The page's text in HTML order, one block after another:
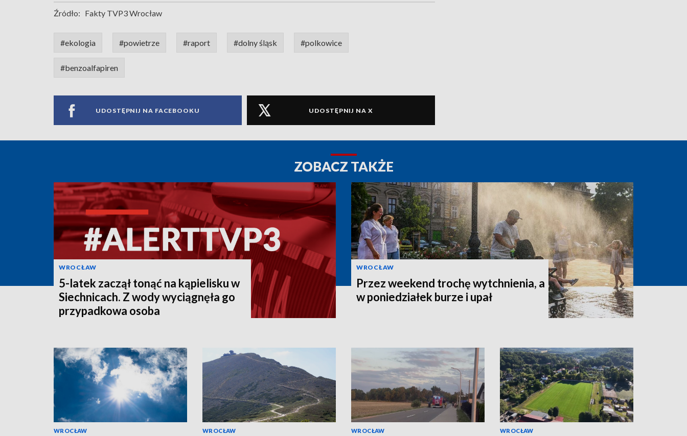
Źródło: Fakty TVP3 Wrocław
#ekologia #powietrze #raport #dolny śląsk #polkowice
#benzoalfapiren
UDOSTĘPNIJ NA FACEBOOKU UDOSTĘPNIJ NA X
ZOBACZ TAKŻE
WROCŁAW
5-latek zaczął tonąć na kąpielisku w
Siechnicach. Z wody wyciągnęła go
przypadkowa osoba
WROCŁAW
Przez weekend trochę wytchnienia, a
w poniedziałek burze i upał
WROCŁAW WROCŁAW WROCŁAW WROCŁAW